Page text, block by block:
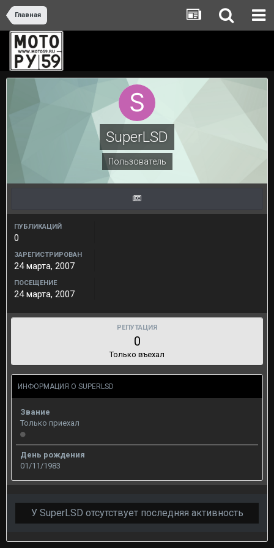
Главная
SuperLSD
Пользователь
ПУБЛИКАЦИЙ
0
ЗАРЕГИСТРИРОВАН
24 марта, 2007
ПОСЕЩЕНИЕ
24 марта, 2007
РЕПУТАЦИЯ
0
Только въехал
ИНФОРМАЦИЯ О SUPERLSD
Звание
Только приехал
День рождения
01/11/1983
У SuperLSD отсутствует последняя активность